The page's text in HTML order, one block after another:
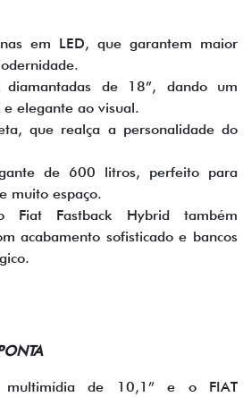
em LED, que garantem maior
diamantadas de 18”, dando um
elegante ao visual.
que realça a personalidade do
de 600 litros, perfeito para
muito espaço.
Fastback Hybrid também
acabamento sofisticado e bancos
de 10,1” e o FIAT